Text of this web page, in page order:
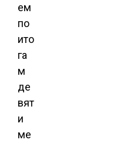
ем
по
ито
га
м
де
вят
и
ме